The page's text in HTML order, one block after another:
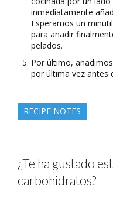
inmediatamente
Esperamos un
para añadir
pelados.
Por último,
por última vez antes
RECIPE NOTES
¿Te ha gustado
carbohidratos?